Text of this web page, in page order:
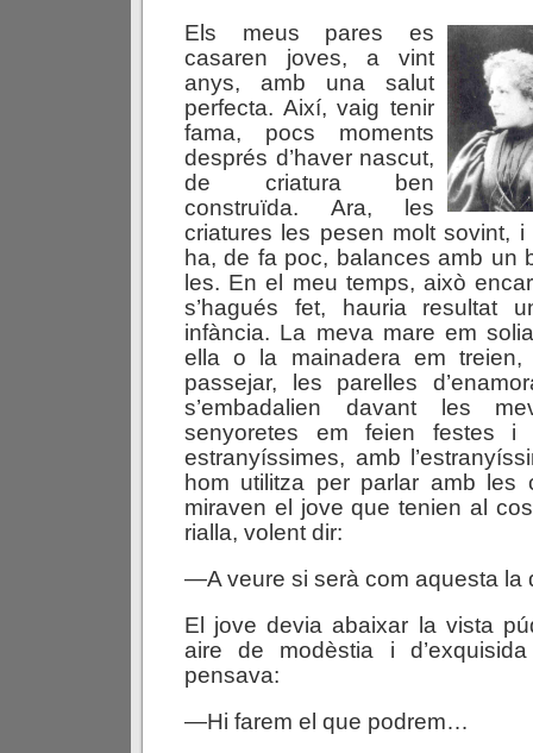
Els meus pares es
casaren joves, a vint
anys, amb una salut
perfecta. Així, vaig tenir
fama, pocs moments
després d’haver nascut,
de criatura ben
construïda. Ara, les
criatures les pesen molt sovint,
ha, de fa poc, balances amb un
les. En el meu temps, això
s’hagués fet, hauria resultat
infància. La meva mare em
ella o la mainadera em
passejar, les parelles
s’embadalien davant les
senyoretes em feien festes i
estranyíssimes, amb
hom utilitza per parlar amb les
miraven el jove que tenien al
rialla, volent dir:
—A veure si serà com aquesta
El jove devia abaixar la vista
aire de modèstia i
pensava:
—Hi farem el que podrem…